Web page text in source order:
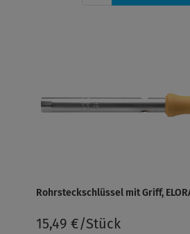
Rohrsteckschlüssel mit Griff,
15,49 €/Stück